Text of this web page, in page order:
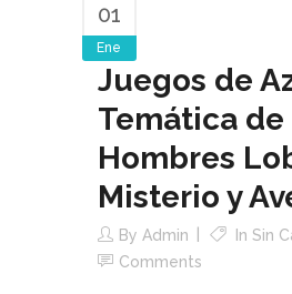
01
Ene
Juegos de
Temática de
Hombres
Misterio y
By Admin
In Sin
Comments